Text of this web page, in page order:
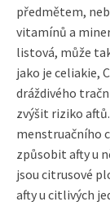
předmětem,
vitamínů a
listová, může
jako je celiakie,
dráždivého
zvýšit riziko
menstruačního
způsobit afty u
jsou citrusové
afty u citlivých